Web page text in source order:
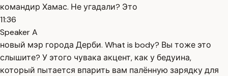
командир Хамас. Не угадали? Это
11:36
Speaker A
новый мэр города Дерби. What is body? Вы тоже это
слышите? У этого чувака акцент, как у бедуина,
который пытается впарить вам палённую зарядку для